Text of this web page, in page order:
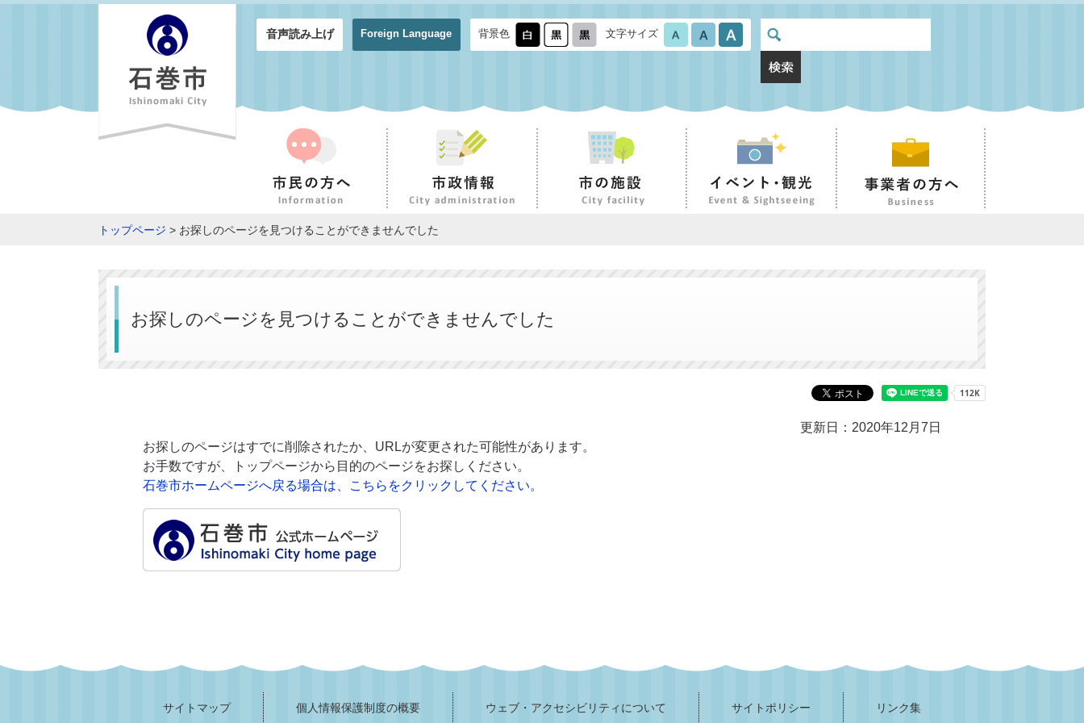
音声読み上げ Foreign Language 背景色 文字サイズ
トップページ > お探しのページを見つけることができませんでした
お探しのページを見つけることができませんでした
更新日：2020年12月7日
お探しのページはすでに削除されたか、URLが変更された可能性があります。
お手数ですが、トップページから目的のページをお探しください。
石巻市ホームページへ戻る場合は、こちらをクリックしてください。
サイトマップ 個人情報保護制度の概要 ウェブ・アクセシビリティについて サイトポリシー リンク集